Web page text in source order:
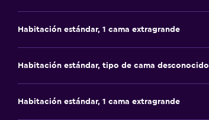
Habitación estándar, 1 cama extragrande
Habitación estándar, tipo de cama desconocido
Habitación estándar, 1 cama extragrande